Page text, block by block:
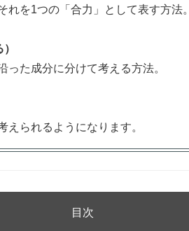
れを1つの「合力」として表す方法。
った成分に分けて考える方法。
えられるようになります。
目次